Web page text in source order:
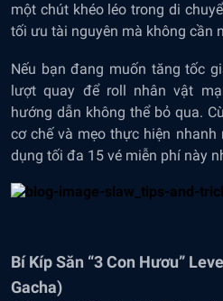
một chút khéo léo trong di
tối ưu tài nguyên mà không cần
Nếu bạn đang muốn tăng tốc
lượt quay để roll nhân vật
hướng dẫn không thể bỏ qua.
cơ chế và mẹo thực hiện
dụng tối đa 15 vé miễn phí này
Bí Kíp Săn “3 Con Hươu”
Gacha)